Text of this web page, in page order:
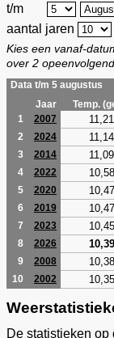
t/m
aantal jaren
Kies een vanaf-
over 2
Data t/m 5 augustus
Jaar
Temp.
1
2007 11,21
2 2024 11,14
3 2014 11,09
4 2022 10,58
5 2020 10,47
6 2019 10,47
7 2023 10,45
8 2026 10,39
9 2008 10,38
10 2002 10,35
De statistieken